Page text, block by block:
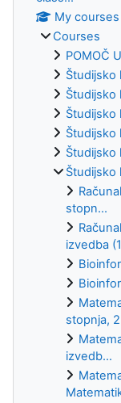
My courses
Courses
POMOČ
Študijsko
Študijsko
Študijsko
stopn...
izvedba
stopnja,
izvedb...